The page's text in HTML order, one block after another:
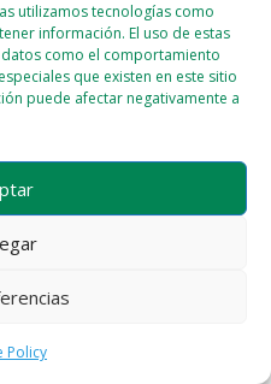
utilizamos tecnologías como
información. El uso de estas
como el comportamiento
que existen en este sitio
puede afectar negativamente a
Policy